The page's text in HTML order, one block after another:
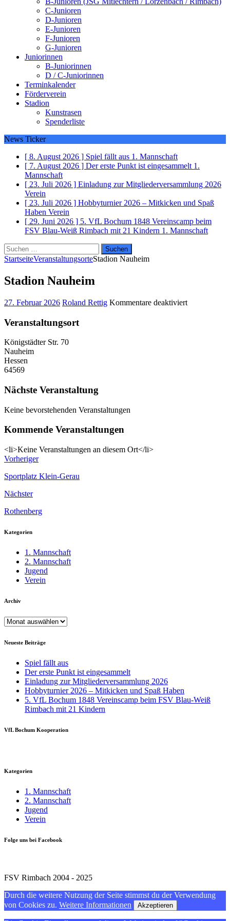
C-Junioren
D-Junioren
E-Junioren
F-Junioren
G-Junioren
Juniorinnen
B-Juniorinnen
D / C-Juniorinnen
Terminkalender
Förderverein
Stadion
Kunstrasen
Spenderliste
News Ticker
[ 8. August 2026 ] Spiel fällt aus 1. Mannschaft
[ 7. August 2026 ] Der erste Punkt ist eingesammelt 1.
Mannschaft
[ 23. Juli 2026 ] Einladung zur Mitgliederversammlung 2026
Verein
[ 23. Juli 2026 ] Hobbyturnier 2026 – Mitkicken und Spaß
Haben Verein
[ 29. Juni 2026 ] 5. VfL Bochum 1848 Vereinscamp beim
FSV Blau-Weiß Rimbach mit 21 Kindern 1. Mannschaft
Suchen
nach:
StartseiteVeranstaltungsorteStadion Nauheim
Stadion Nauheim
27. Februar 2026 Roland Rettig Kommentare deaktiviertfür
Veranstaltungsort
Königstädter Str. 70
Nauheim
Hessen
64569
Nächste Veranstaltung
Keine bevorstehenden Veranstaltungen
Kommende Veranstaltungen
<li>Keine Veranstaltungen an diesem Ort</li>
Vorheriger
Sportplatz Klein-Gerau
Nächster
Rothenberg
Kategorien
1. Mannschaft
2. Mannschaft
Jugend
Verein
Archiv
Archiv
Neueste Beiträge
Spiel fällt aus
Der erste Punkt ist eingesammelt
Einladung zur Mitgliederversammlung 2026
Hobbyturnier 2026 – Mitkicken und Spaß Haben
5. VfL Bochum 1848 Vereinscamp beim FSV Blau-Weiß
Rimbach mit 21 Kindern
VfL Bochum Kooperation
Kategorien
1. Mannschaft
2. Mannschaft
Jugend
Verein
Folge uns bei Facebook
FSV Rimbach 2004 - 2025
Durch die weitere Nutzung der Seite stimmst du der Verwendung
von Cookies zu. Weitere Informationen Akzeptieren